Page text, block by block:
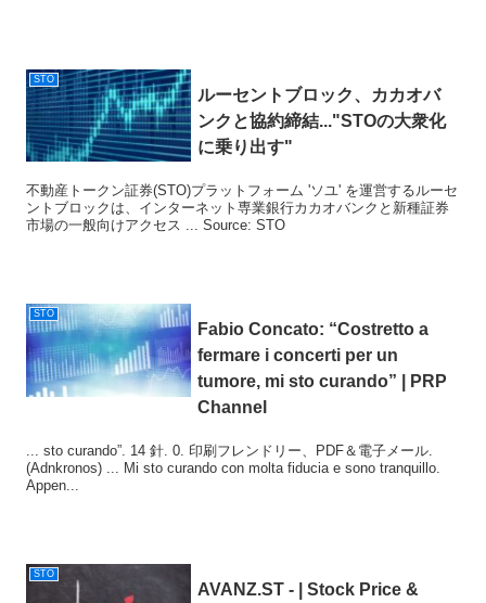
STO
ルーセントブロック、カカオバ
ンクと協約締結..."STOの大衆化
に乗り出す"
不動産トークン証券(STO)プラットフォーム 'ソユ' を運営するルーセ
ントブロックは、インターネット専業銀行カカオバンクと新種証券
市場の一般向けアクセス ... Source: STO
STO
Fabio Concato: “Costretto a
fermare i concerti per un
tumore, misto curando” | PRP
Channel
... sto curando”. 14 針. 0. 印刷フレンドリー、PDF＆電子メール.
(Adnkronos) ... Mi sto curando con molta fiducia e sono tranquillo.
Appen...
STO
AVANZ.ST - | Stock Price &